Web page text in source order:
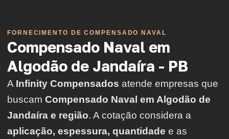
FORNECIMENTO DE COMPENSADO NAVAL
Compensado Naval em
Algodão de Jandaíra - PB
A Infinity Compensados atende empresas que
buscam Compensado Naval em Algodão de
Jandaíra e região. A cotação considera a
aplicação, espessura, quantidade e as